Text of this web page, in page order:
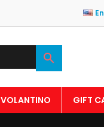

VOLANTINO GIFT